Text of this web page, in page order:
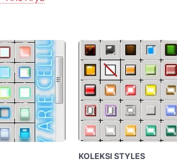
KOLEKSI STYLES